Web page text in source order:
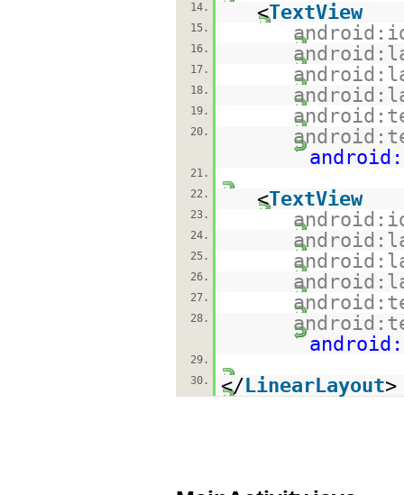
14.
<TextView
15.
16.
17.
18.
19.
20.
21.
22.
<TextView
23.
24.
25.
26.
27.
28.
29.
30.
</LinearLayout>